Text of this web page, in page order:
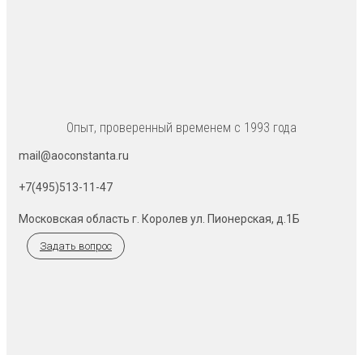
Опыт, проверенный временем с 1993 года
mail@aoconstanta.ru
+7(495)513-11-47
Московская область г. Королев ул. Пионерская, д.1Б
Задать вопрос